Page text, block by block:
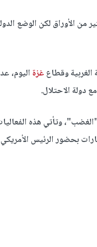
من الأوراق لكن الوضع
وقطاع غزةاليوم،
دولة الاحتلال.
وتأتي هذه
بحضور الرئيس